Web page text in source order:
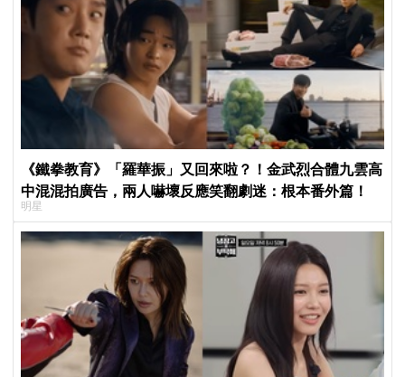
《鐵拳教育》「羅華振」又回來啦？！金武烈合體九雲高
中混混拍廣告，兩人嚇壞反應笑翻劇迷：根本番外篇！
明星